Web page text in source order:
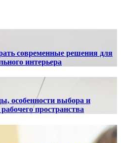
современные решения для
интерьера
особенности выбора и
пространства